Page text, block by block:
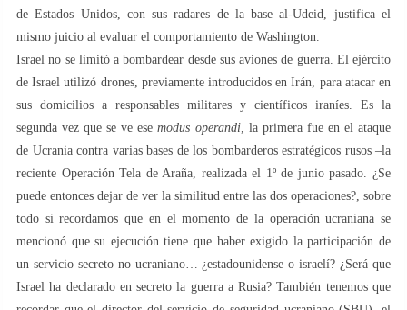
de Estados Unidos, con sus radares de la base al-Udeid, justifica el
mismo juicio al evaluar el comportamiento de Washington.
Israel no se limitó a bombardear desde sus aviones de guerra. El ejército
de Israel utilizó drones, previamente introducidos en Irán, para atacar en
sus domicilios a responsables militares y científicos iraníes. Es la
segunda vez que se ve esemodus operandi, la primera fue en el ataque
de Ucrania contra varias bases de los bombarderos estratégicos rusos –la
reciente Operación Tela de Araña, realizada el 1º de junio pasado. ¿Se
puede entonces dejar de ver la similitud entre las dos operaciones?, sobre
todo si recordamos que en el momento de la operación ucraniana se
mencionó que su ejecución tiene que haber exigido la participación de
un servicio secreto no ucraniano… ¿estadounidense o israelí? ¿Será que
Israel ha declarado en secreto la guerra a Rusia? También tenemos que